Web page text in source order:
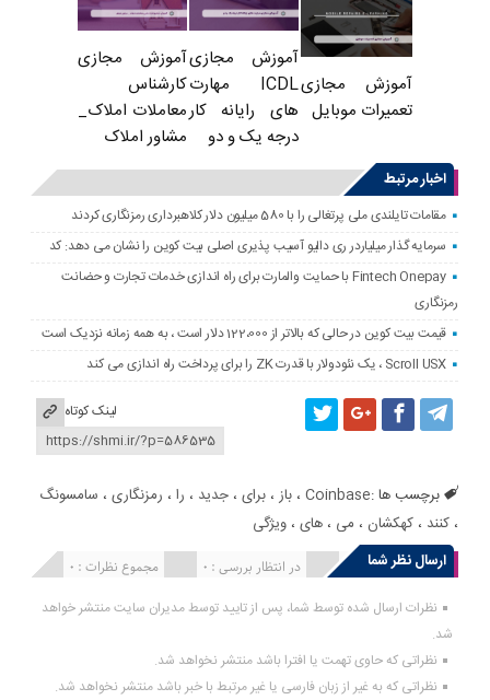
آموزش مجازی
تعمیرات موبایل
آموزش مجازی
ICDL مهارت
های رایانه کار
درجه یک و دو
آموزش مجازی
کارشناس
معاملات املاک_
مشاور املاک
اخبار مرتبط
مقامات تایلندی ملی پرتغالی را با 580 میلیون دلار کلاهبرداری رمزنگاری کردند
سرمایه گذار میلیاردر ری دالیو آسیب پذیری اصلی بیت کوین را نشان می دهد: کد
Fintech Onepay با حمایت والمارت برای راه اندازی خدمات تجارت و حضانت
رمزنگاری
قیمت بیت کوین در حالی که بالاتر از 122،000 دلار است ، به همه زمانه نزدیک است
Scroll USX ، یک نئودولار با قدرت ZK را برای پرداخت راه اندازی می کند
لینک کوتاه
برچسب ها :Coinbase ،باز ،برای ،جدید ، را ، رمزنگاری ، سامسونگ
،کنند ،کهکشان ، می ،های ،ویژگی
ارسال نظر شما
مجموع نظرات : 0 در انتظار بررسی : 0 انتشار یافته : 0
نظرات ارسال شده توسط شما، پس از تایید توسط مدیران سایت منتشر خواهد
شد.
نظراتی که حاوی تهمت یا افترا باشد منتشر نخواهد شد.
نظراتی که به غیر از زبان فارسی یا غیر مرتبط با خبر باشد منتشر نخواهد شد.